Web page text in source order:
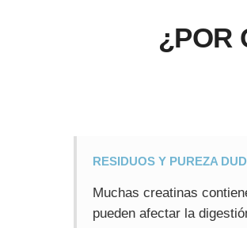
¿POR
RESIDUOS Y PUREZA
Muchas creatinas
pueden afectar la